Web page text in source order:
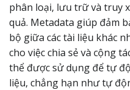
phân loại, lưu trữ và truy
quả. Metadata giúp đảm
bộ giữa các tài liệu khác
cho việc chia sẻ và cộng
thể được sử dụng để tự
liệu, chẳng hạn như tự